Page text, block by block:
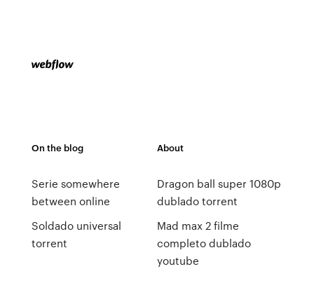
On the blog
Serie somewhere
between online
Soldado universal
torrent
About
Dragon ball super 1080p
dublado torrent
Mad max 2 filme
completo dublado
youtube